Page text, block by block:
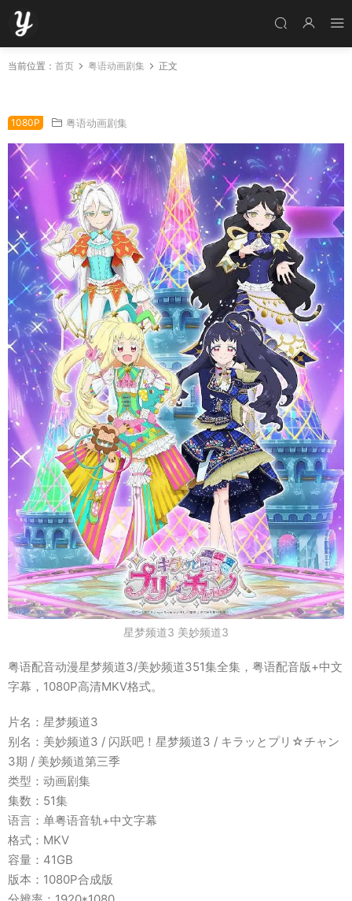
当前位置： 首页 粤语动画剧集 正文
1080P 粤语动画剧集
星梦频道3 美妙频道3
粤语配音动漫星梦频道3/美妙频道351集全集，粤语配音版+中文
字幕，1080P高清MKV格式。
片名：星梦频道3
别名：美妙频道3 / 闪跃吧！星梦频道3 / キラッとプリ☆チャン
3期 / 美妙频道第三季
类型：动画剧集
集数：51集
语言：单粤语音轨+中文字幕
格式：MKV
容量：41GB
版本：1080P合成版